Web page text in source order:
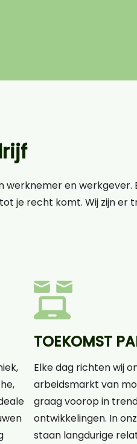
en
je recht komt. Wij zijn
TOEKOMST
Elke dag richten wij
arbeidsmarkt van
graag voorop in
ontwikkelingen. In
staan langdurige